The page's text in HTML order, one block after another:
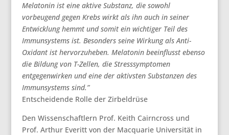
Melatonin ist eine aktive Substanz, die sowohl
vorbeugend gegen Krebs wirkt als ihn auch in seiner
Entwicklung hemmt und somit ein wichtiger Teil des
Immunsystems ist. Besonders seine Wirkung als Anti-
Oxidant ist hervorzuheben. Melatonin beeinflusst ebenso
die Bildung von T-Zellen, die Stresssymptomen
entgegenwirken und eine der aktivsten Substanzen des
Immunsystems sind.”
Entscheidende Rolle der Zirbeldrüse
Den Wissenschaftlern Prof. Keith Cairncross und
Prof. Arthur Everitt von der Macquarie Universität in